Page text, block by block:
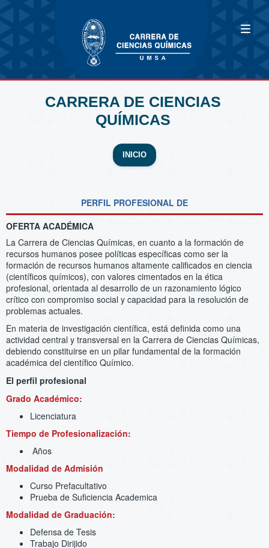
CARRERA DE CIENCIAS
QUÍMICAS
INICIO
PERFIL PROFESIONAL DE
OFERTA ACADÉMICA
La Carrera de Ciencias Químicas, en cuanto a la formación de
recursos humanos posee políticas específicas como ser la
formación de recursos humanos altamente calificados en ciencia
(científicos químicos), con valores cimentados en la ética
profesional, orientada al desarrollo de un razonamiento lógico
crítico con compromiso social y capacidad para la resolución de
problemas actuales.
En materia de investigación científica, está definida como una
actividad central y transversal en la Carrera de Ciencias Químicas,
debiendo constituirse en un pilar fundamental de la formación
académica del científico Químico.
El perfil profesional
Grado Académico:
Licenciatura
Tiempo de Profesionalización:
Años
Modalidad de Admisión
Curso Prefacultativo
Prueba de Suficiencia Academica
Modalidad de Graduación:
Defensa de Tesis
Trabajo Dirijido